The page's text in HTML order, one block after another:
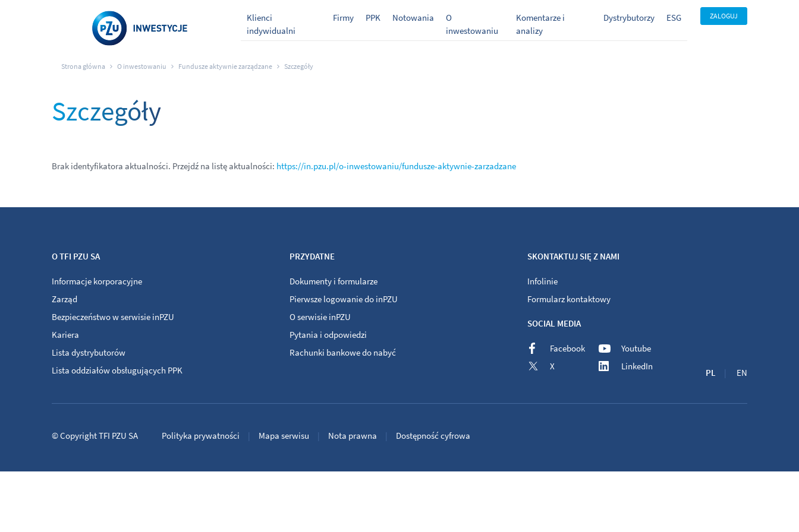
Klienci
indywidualni
Firmy PPK Notowania
O
inwestowaniu
Komentarze i
analizy
Dystrybutorzy ESG ZALOGUJ
Strona główna O inwestowaniu Fundusze aktywnie zarządzane Szczegóły
Szczegóły
Brak identyfikatora aktualności. Przejdź na listę aktualności: https://in.pzu.pl/o-inwestowaniu/fundusze-aktywnie-zarzadzane
O TFI PZU SA
Informacje korporacyjne
Zarząd
Bezpieczeństwo w serwisie inPZU
Kariera
Lista dystrybutorów
Lista oddziałów obsługujących PPK
PRZYDATNE
Dokumenty i formularze
Pierwsze logowanie do inPZU
O serwisie inPZU
Pytania i odpowiedzi
Rachunki bankowe do nabyć
SKONTAKTUJ SIĘ Z NAMI
Infolinie
Formularz kontaktowy
SOCIAL MEDIA
Facebook
X
Youtube
LinkedIn
PL EN
Polityka prywatności Mapa serwisu Nota prawna Dostępność cyfrowa
©CopyrightTFI PZU SA